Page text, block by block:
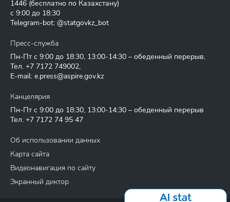
1446 (бесплатно по Казахстану)
с 9:00 до 18:30
Telegram-bot: @statgovkz_bot
Пресс-служба
Пн-Пт с 9:00 до 18:30, 13:00-14:30 – обеденный перерыв,
Тел. +7 7172 749002,
E-mail: e.press@aspire.gov.kz
Канцелярия
Пн-Пт с 9:00 до 18:30, 13:00-14:30 – обеденный перерыв
Тел. +7 7172 74 95 47
Об использовании данных
Карта сайта
Видеонавигация по сайту
Экранный диктор